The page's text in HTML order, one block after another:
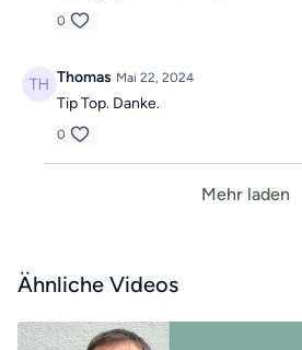
0
Thomas Mai 22, 2024
Tip Top. Danke.
0
Mehr laden
Ähnliche Videos